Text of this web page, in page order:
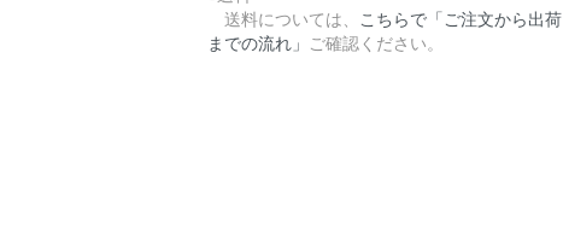
送料については、 こちらで「ご注文から出荷
までの流れ」 ご確認ください。